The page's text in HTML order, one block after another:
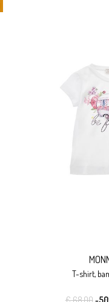
t-shirt,
€ 68.00-